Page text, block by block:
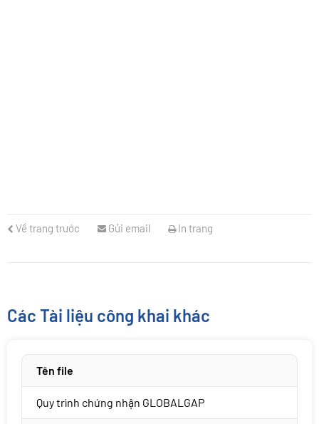
Về trang trước Gửi email In trang
Các Tài liệu công khai khác
Tên file
Quy trình chứng nhận GLOBALGAP